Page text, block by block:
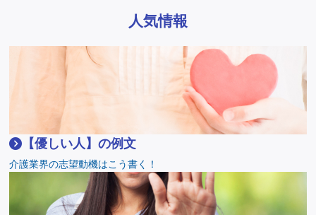
人気情報
【優しい人】の例文
介護業界の志望動機はこう書く！